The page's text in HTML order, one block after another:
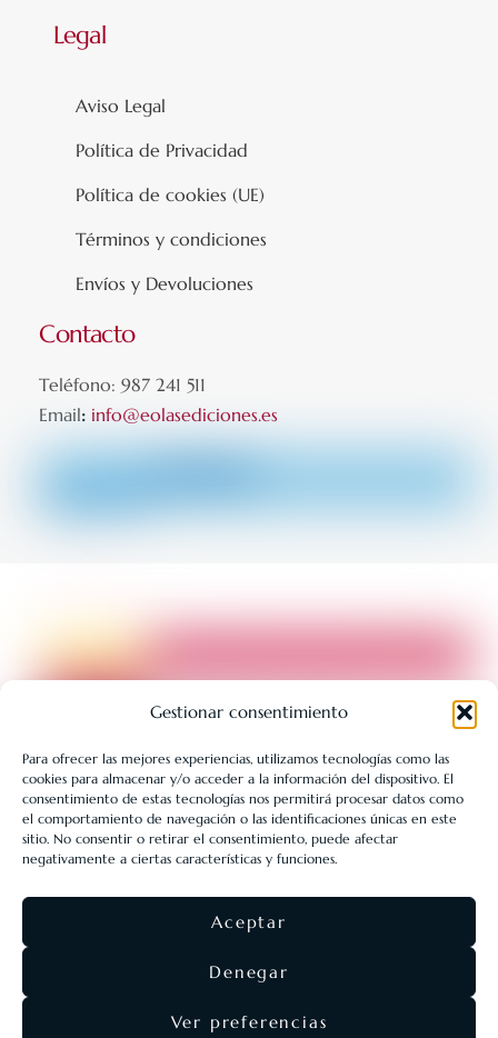
Gestionar consentimiento
Para ofrecer las mejores experiencias, utilizamos tecnologías como las
cookies para almacenar y/o acceder a la información del dispositivo. El
consentimiento de estas tecnologías nos permitirá procesar datos como
el comportamiento de navegación o las identificaciones únicas en este
sitio. No consentir o retirar el consentimiento, puede afectar
negativamente a ciertas características y funciones.
Aceptar
Denegar
Ver preferencias
Legal
Aviso Legal
Política de Privacidad
Política de cookies (UE)
Términos y condiciones
Envíos y Devoluciones
Contacto
Teléfono: 987 241 511
Email: info@eolasediciones.es
LIBRERÍA UNIVERSITARIA LEÓN 1980 SLL ha sido beneficiaria
de Fondos Europeos, cuyo objetivo es la mejora de la
competitividad de las PYMES, y gracias al cual ha puesto en
marcha un Plan de Acción con el objetivo de reforzar la
digitalización y la competitividad de las pymes durante el año
2025. Para ello ha contado con el apoyo del Programa Pyme
Digital de la Cámara de Comercio de León.